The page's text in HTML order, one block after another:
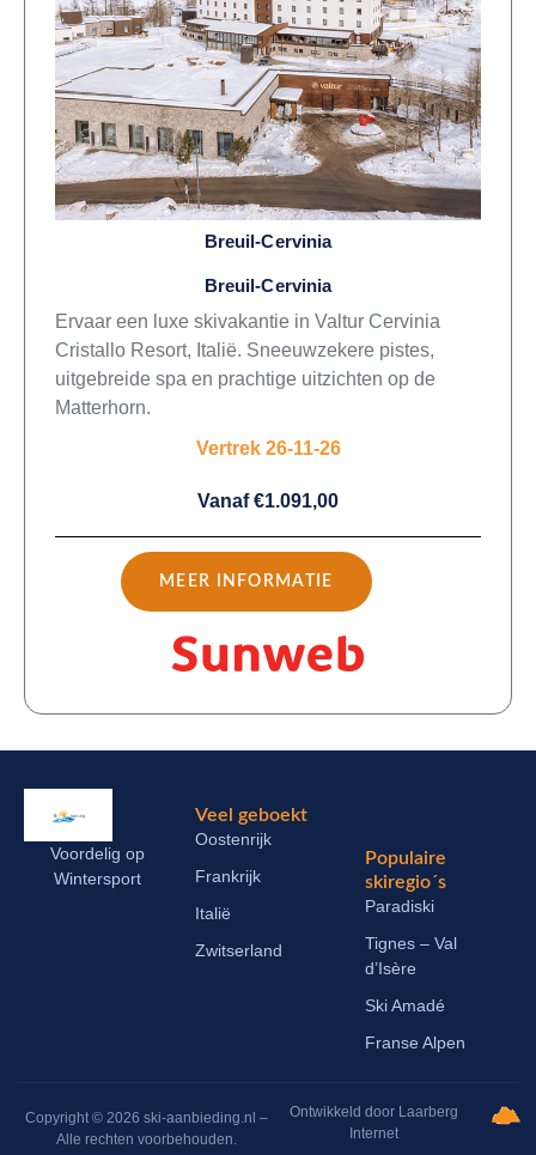
Breuil-Cervinia
Breuil-Cervinia
Ervaar een luxe skivakantie in Valtur Cervinia
Cristallo Resort, Italië. Sneeuwzekere pistes,
uitgebreide spa en prachtige uitzichten op de
Matterhorn.
Vertrek 26-11-26
Vanaf €1.091,00
MEER INFORMATIE
Voordelig op
Wintersport
Veel geboekt
Oostenrijk
Frankrijk
Italië
Zwitserland
Populaire
skiregio´s
Paradiski
Tignes – Val
d’Isère
Ski Amadé
Franse Alpen
Copyright © 2026 ski-aanbieding.nl –
Alle rechten voorbehouden.
Ontwikkeld door Laarberg
Internet